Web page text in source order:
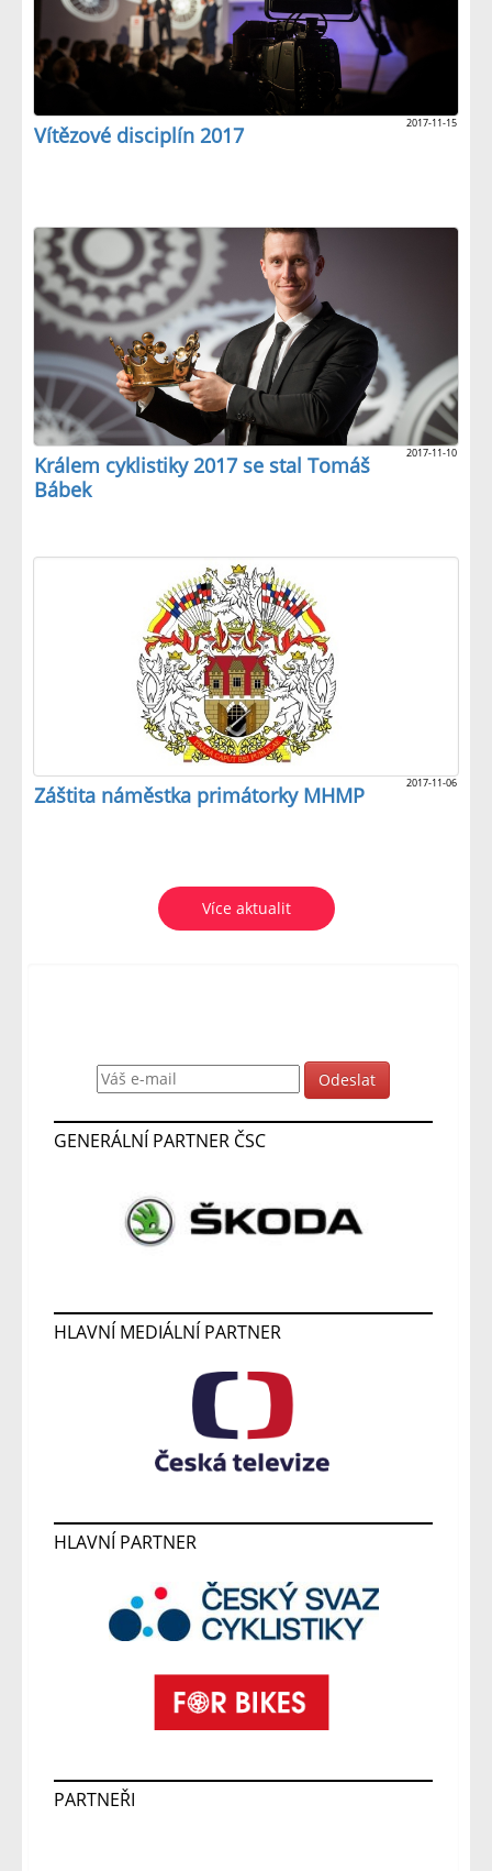
2017-11-15
Vítězové disciplín 2017
2017-11-10
Králem cyklistiky 2017 se stal Tomáš
Bábek
2017-11-06
Záštita náměstka primátorky MHMP
Více aktualit
GENERÁLNÍ PARTNER ČSC
HLAVNÍ MEDIÁLNÍ PARTNER
HLAVNÍ PARTNER
PARTNEŘI